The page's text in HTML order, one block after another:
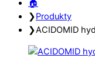
🏠︎
❯Produkty
❯ACIDOMID